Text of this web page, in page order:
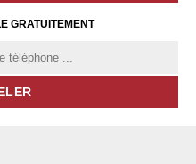
GRATUITEMENT